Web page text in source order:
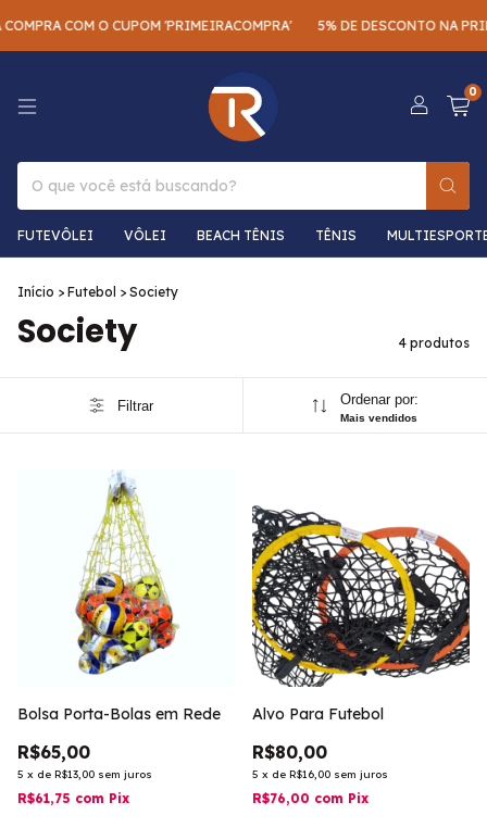
COM O CUPOM 'PRIMEIRACOMPRA' 5% DE DESCONTO NA
0
FUTEVÔLEI VÔLEI BEACH TÊNIS TÊNIS
Início > Futebol > Society
Society 4 produtos
Filtrar Ordenar por:
Mais vendidos
Bolsa Porta-Bolas em Rede
R$65,00
5 x de R$13,00 sem juros
R$61,75 com Pix
Alvo Para Futebol
R$80,00
5 x de R$16,00 sem juros
R$76,00 com Pix